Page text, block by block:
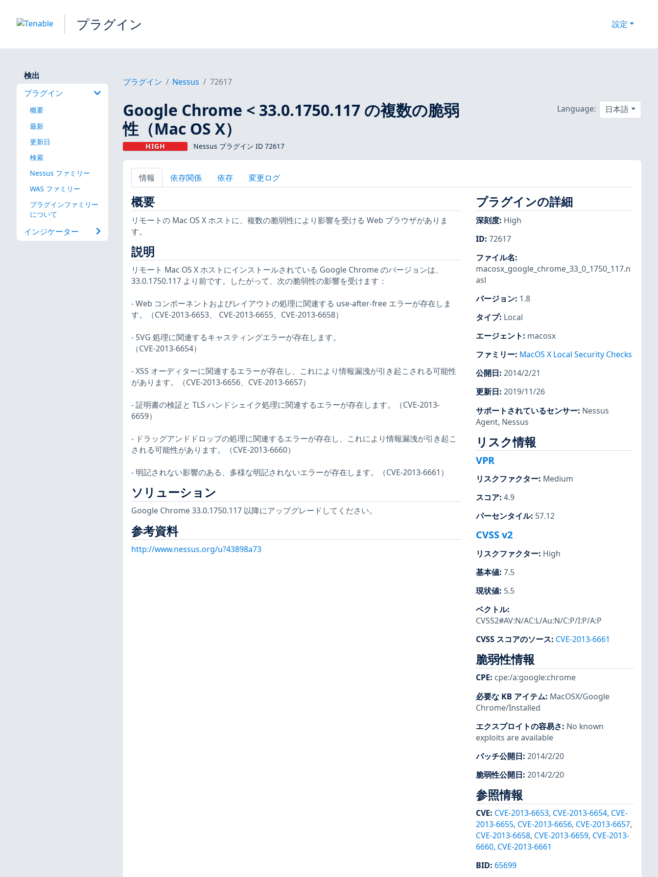
プラグイン 設定
検出
プラグイン
概要
最新
更新日
検索
Nessus ファミリー
WAS ファミリー
プラグインファミリー
について
インジケーター
プラグイン Nessus 72617
Google Chrome < 33.0.1750.117 の複数の脆弱
性（Mac OS X）
HIGH Nessus プラグイン ID 72617
Language: 日本語
情報 依存関係 依存 変更ログ
概要
リモートの Mac OS X ホストに、複数の脆弱性により影響を受ける Web ブラウザがありま
す。
説明
リモート Mac OS X ホストにインストールされている Google Chrome のバージョンは、
33.0.1750.117 より前です。したがって、次の脆弱性の影響を受けます：
- Web コンポーネントおよびレイアウトの処理に関連する use-after-free エラーが存在しま
す。（CVE-2013-6653、 CVE-2013-6655、CVE-2013-6658）
- SVG 処理に関連するキャスティングエラーが存在します。
（CVE-2013-6654）
- XSS オーディターに関連するエラーが存在し、これにより情報漏洩が引き起こされる可能性
があります。（CVE-2013-6656、CVE-2013-6657）
- 証明書の検証と TLS ハンドシェイク処理に関連するエラーが存在します。（CVE-2013-
6659）
- ドラッグアンドドロップの処理に関連するエラーが存在し、これにより情報漏洩が引き起こ
される可能性があります。（CVE-2013-6660）
- 明記されない影響のある、多様な明記されないエラーが存在します。（CVE-2013-6661）
ソリューション
Google Chrome 33.0.1750.117 以降にアップグレードしてください。
参考資料
http://www.nessus.org/u?43898a73
プラグインの詳細
深刻度: High
ID: 72617
ファイル名:
macosx_google_chrome_33_0_1750_117.n
asl
バージョン: 1.8
タイプ: Local
エージェント: macosx
ファミリー: MacOS X Local Security Checks
公開日: 2014/2/21
更新日: 2019/11/26
サポートされているセンサー: Nessus
Agent, Nessus
リスク情報
VPR
リスクファクター: Medium
スコア: 4.9
パーセンタイル: 57.12
CVSS v2
リスクファクター: High
基本値: 7.5
現状値: 5.5
ベクトル:
CVSS2#AV:N/AC:L/Au:N/C:P/I:P/A:P
CVSS スコアのソース: CVE-2013-6661
脆弱性情報
CPE: cpe:/a:google:chrome
必要な KB アイテム: MacOSX/Google
Chrome/Installed
エクスプロイトの容易さ: No known
exploits are available
パッチ公開日: 2014/2/20
脆弱性公開日: 2014/2/20
参照情報
CVE: CVE-2013-6653, CVE-2013-6654, CVE-
2013-6655, CVE-2013-6656, CVE-2013-6657,
CVE-2013-6658, CVE-2013-6659, CVE-2013-
6660, CVE-2013-6661
BID: 65699